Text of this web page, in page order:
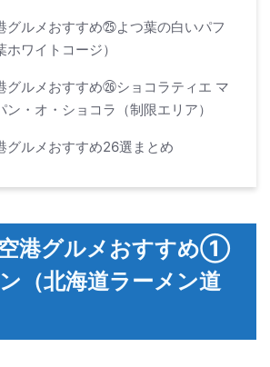
グルメおすすめ㉕よつ葉の白いパフ
ホワイトコージ）
グルメおすすめ㉖ショコラティエ マ
ン・オ・ショコラ（制限エリア）
グルメおすすめ26選まとめ
港グルメおすすめ①
（北海道ラーメン道